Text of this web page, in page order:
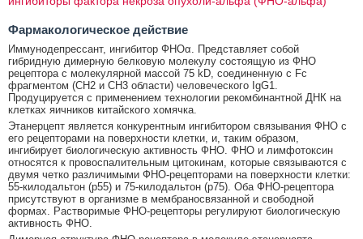
Фармакологическое действие
Иммунодепрессант, ингибитор ФНОα. Представляет собой
гибридную димерную белковую молекулу состоящую из ФНО
рецептора с молекулярной массой 75 kD, соединенную с Fc
фрагментом (CH2 и CH3 области) человеческого IgG1.
Продуцируется с применением технологии рекомбинантной ДНК на
клетках яичников китайского хомячка.
Этанерцепт является конкурентным ингибитором связывания ФНО с
его рецепторами на поверхности клетки, и, таким образом,
ингибирует биологическую активность ФНО. ФНО и лимфотоксин
относятся к провоспалительным цитокинам, которые связываются с
двумя четко различимыми ФНО-рецепторами на поверхности клетки:
55-килодальтон (р55) и 75-килодальтон (р75). Оба ФНО-рецептора
присутствуют в организме в мембраносвязанной и свободной
формах. Растворимые ФНО-рецепторы регулируют биологическую
активность ФНО.